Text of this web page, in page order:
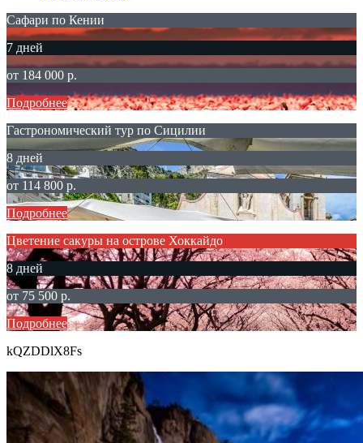
Сафари по Кении
7 дней
от 184 000 р.
Подробнее
Гастрономический тур по Сицилии
8 дней
от 114 800 р.
Подробнее
Цветение сакуры на острове Хоккайдо
8 дней
от 75 500 р.
Подробнее
kQZDDlX8Fs